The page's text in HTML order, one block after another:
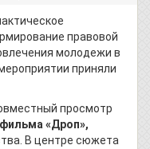
правовой
молодежи в
приняли
просмотр
фильма «Дроп»,
В центре сюжета